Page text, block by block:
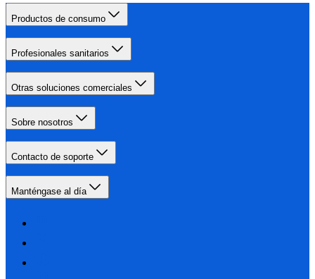
Productos de consumo
Profesionales sanitarios
Otras soluciones comerciales
Sobre nosotros
Contacto de soporte
Manténgase al día